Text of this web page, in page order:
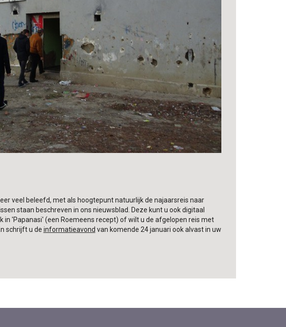
veel beleefd, met als hoogtepunt natuurlijk de najaarsreis naar
staan beschreven in ons nieuwsblad. Deze kunt u ook digitaal
in 'Papanasi' (een Roemeens recept) of wilt u de afgelopen reis met
schrijft u de informatieavond van komende 24 januari ook alvast in uw